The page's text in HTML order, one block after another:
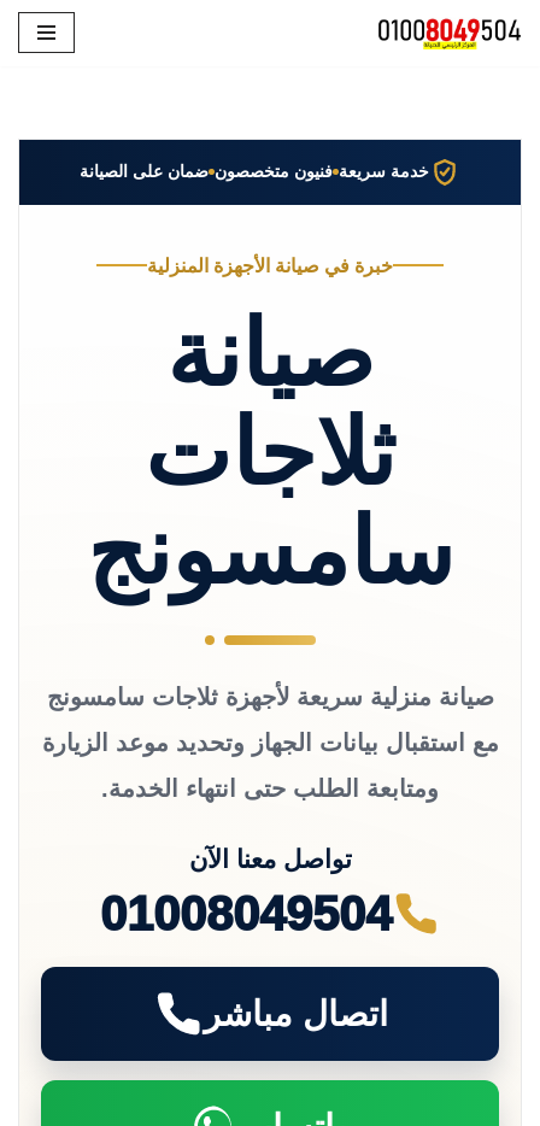
خدمة سريعة فنيون متخصصون ضمان على الصيانة
خبرة في صيانة الأجهزة المنزلية
صيانة
ثلاجات
سامسونج
صيانة منزلية سريعة لأجهزة ثلاجات سامسونج
مع استقبال بيانات الجهاز وتحديد موعد الزيارة
ومتابعة الطلب حتى انتهاء الخدمة.
تواصل معنا الآن
01008049504
اتصال مباشر